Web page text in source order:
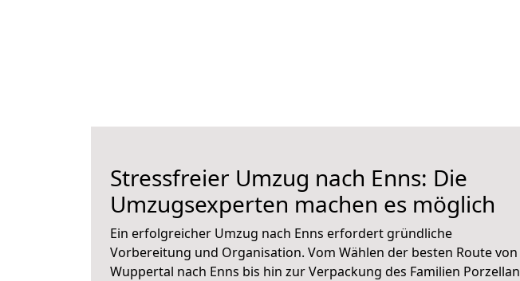
Stressfreier Umzug nach Enns: Die
Umzugsexperten machen es möglich
Ein erfolgreicher Umzug nach Enns erfordert gründliche
Vorbereitung und Organisation. Vom Wählen der besten Route von
Wuppertal nach Enns bis hin zur Verpackung des Familien Porzellan